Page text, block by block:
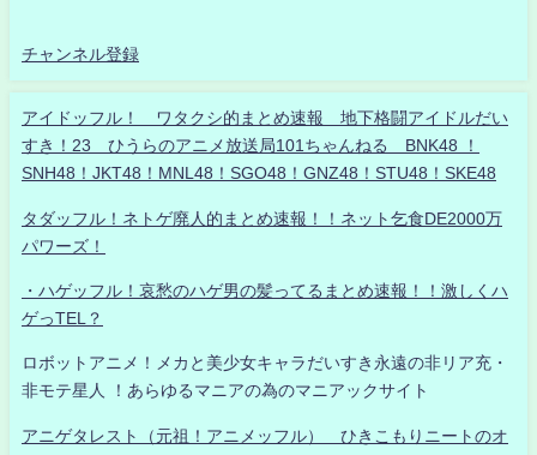
チャンネル登録
アイドッフル！ ワタクシ的まとめ速報 地下格闘アイドルだい
すき！23 ひうらのアニメ放送局101ちゃんねる BNK48 ！
SNH48！JKT48！MNL48！SGO48！GNZ48！STU48！SKE48
タダッフル！ネトゲ廃人的まとめ速報！！ネット乞食DE2000万
パワーズ！
・ハゲッフル！哀愁のハゲ男の髪ってるまとめ速報！！激しくハ
ゲっTEL？
ロボットアニメ！メカと美少女キャラだいすき永遠の非リア充・
非モテ星人 ！あらゆるマニアの為のマニアックサイト
アニゲタレスト（元祖！アニメッフル） ひきこもりニートのオ